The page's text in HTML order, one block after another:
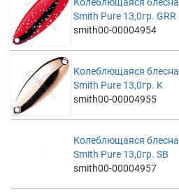
Smith Pure 13,0гр. GRR
smith00-00004954
Колеблющаяся блесна
Smith Pure 13,0гр. K
smith00-00004955
Колеблющаяся блесна
Smith Pure 13,0гр. SB
smith00-00004957